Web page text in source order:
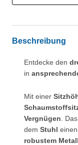
Beschreibung
Entdecke den
in
Mit einer
Vergnügen . Das
dem Stuhl einen
robustem Metall